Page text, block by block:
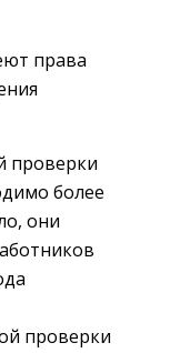
права
проверки
более
они
проверки